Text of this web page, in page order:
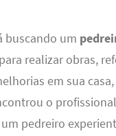
buscando um
para realizar obras,
em sua
o
pedreiro